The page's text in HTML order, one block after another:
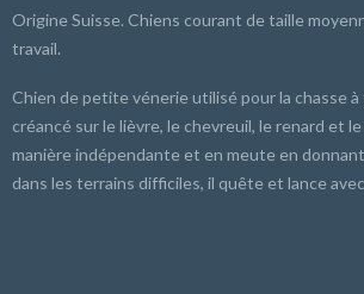
Origine Suisse. Chiens courant de taille
travail.
Chien de petite vénerie utilisé pour la chasse
créancé sur le lièvre, le chevreuil, le renard et
manière indépendante et en meute en
dans les terrains difficiles, il quête et lance